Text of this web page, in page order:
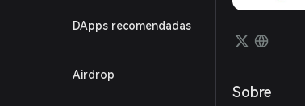
Español (Argentina)DApps recomendadas
Airdrop
Sobre